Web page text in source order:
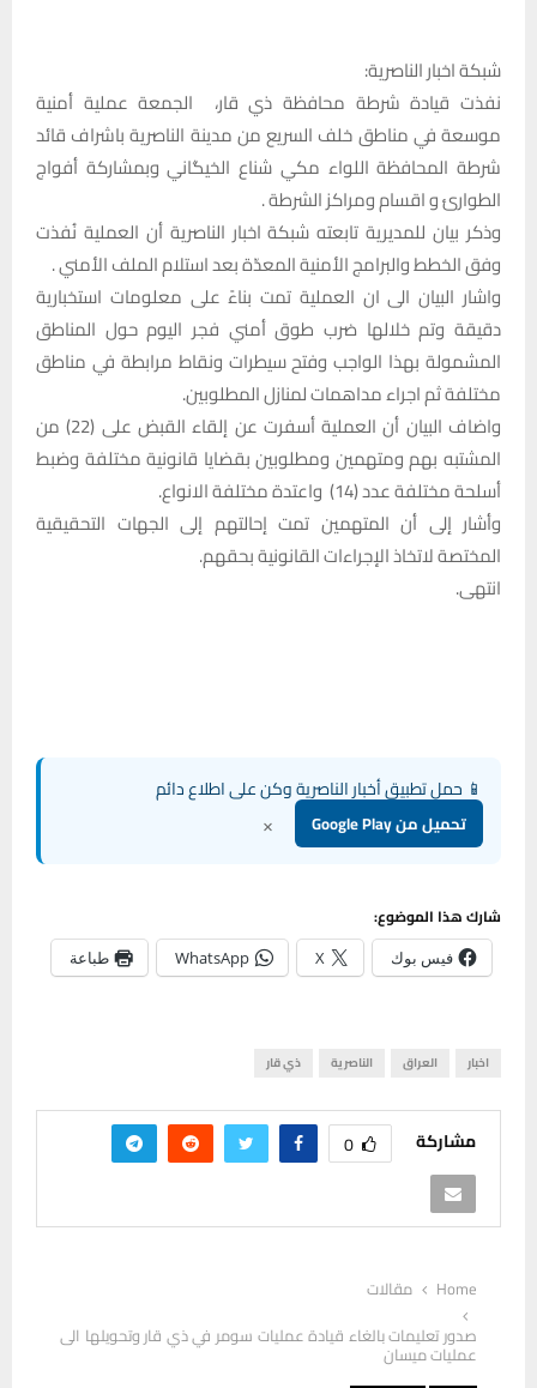
شبكة اخبار الناصرية:
نفذت قيادة شرطة محافظة ذي قار، الجمعة عملية أمنية
موسعة في مناطق خلف السريع من مدينة الناصرية باشراف قائد
شرطة المحافظة اللواء مكي شناع الخيگاني وبمشاركة أفواج
الطوارئ و اقسام ومراكز الشرطة .
وذكر بيان للمديرية تابعته شبكة اخبار الناصرية أن العملية نُفذت
وفق الخطط والبرامج الأمنية المعدّة بعد استلام الملف الأمني .
واشار البيان الى ان العملية تمت بناءً على معلومات استخبارية
دقيقة وتم خلالها ضرب طوق أمني فجر اليوم حول المناطق
المشمولة بهذا الواجب وفتح سيطرات ونقاط مرابطة في مناطق
مختلفة ثم اجراء مداهمات لمنازل المطلوبين.
واضاف البيان أن العملية أسفرت عن إلقاء القبض على (22) من
المشتبه بهم ومتهمين ومطلوبين بقضايا قانونية مختلفة وضبط
أسلحة مختلفة عدد (14) واعتدة مختلفة الانواع.
وأشار إلى أن المتهمين تمت إحالتهم إلى الجهات التحقيقية
المختصة لاتخاذ الإجراءات القانونية بحقهم.
انتهى.
📱 حمل تطبيق أخبار الناصرية وكن على اطلاع دائم
تحميل من Google Play ×
شارك هذا الموضوع:
فيس بوك X
WhatsApp طباعة
اخبار العراق الناصرية ذي قار
مشاركة 0
Home
مقالات
صدور تعليمات بالغاء قيادة عمليات سومر في ذي قار وتحويلها الى
عمليات ميسان